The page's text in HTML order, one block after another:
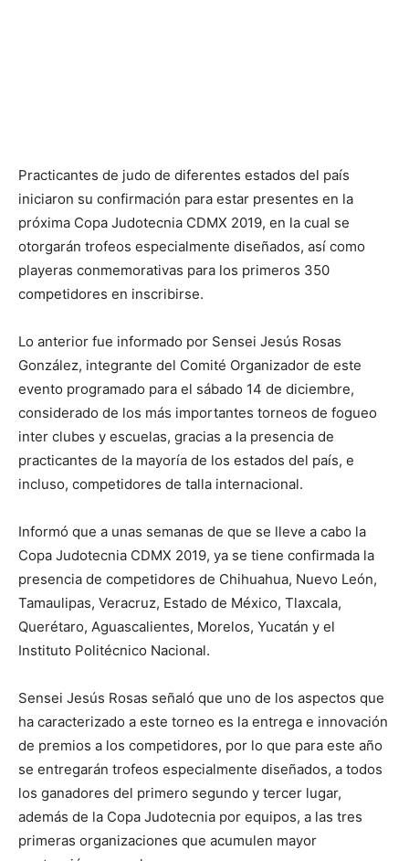
Practicantes de judo de diferentes estados del país
iniciaron su confirmación para estar presentes en la
próxima Copa Judotecnia CDMX 2019, en la cual se
otorgarán trofeos especialmente diseñados, así como
playeras conmemorativas para los primeros 350
competidores en inscribirse.
Lo anterior fue informado por Sensei Jesús Rosas
González, integrante del Comité Organizador de este
evento programado para el sábado 14 de diciembre,
considerado de los más importantes torneos de fogueo
inter clubes y escuelas, gracias a la presencia de
practicantes de la mayoría de los estados del país, e
incluso, competidores de talla internacional.
Informó que a unas semanas de que se lleve a cabo la
Copa Judotecnia CDMX 2019, ya se tiene confirmada la
presencia de competidores de Chihuahua, Nuevo León,
Tamaulipas, Veracruz, Estado de México, Tlaxcala,
Querétaro, Aguascalientes, Morelos, Yucatán y el
Instituto Politécnico Nacional.
Sensei Jesús Rosas señaló que uno de los aspectos que
ha caracterizado a este torneo es la entrega e innovación
de premios a los competidores, por lo que para este año
se entregarán trofeos especialmente diseñados, a todos
los ganadores del primero segundo y tercer lugar,
además de la Copa Judotecnia por equipos, a las tres
primeras organizaciones que acumulen mayor